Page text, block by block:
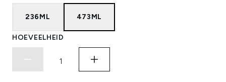
236ML 473ML
HOEVEELHEID